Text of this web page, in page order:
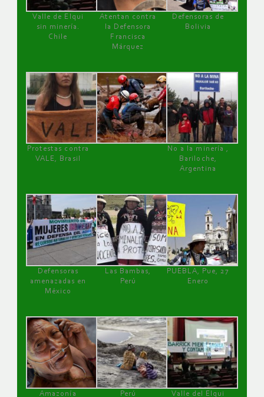
Valle de Elqui
sin minería.
Chile
Atentan contra
la Defensora
Francisca
Márquez
Defensoras de
Bolivia
Protestas contra
VALE, Brasil
No a la minería ,
Bariloche,
Argentina
Defensoras
amenazadas en
México
Las Bambas,
Perú
PUEBLA, Pue, 27
Enero
Amazonía
Perú
Valle del Elqui